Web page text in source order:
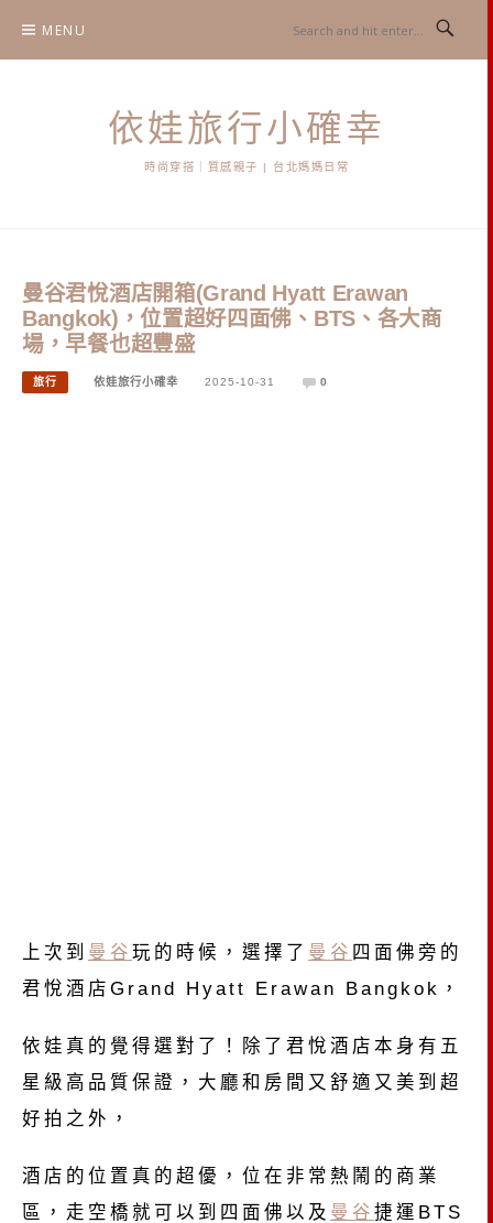
content
MENU
依娃旅行小確幸
時尚穿搭｜質感親子 | 台北媽媽日常
曼谷君悅酒店開箱(Grand Hyatt Erawan
Bangkok)，位置超好四面佛、BTS、各大商
場，早餐也超豐盛
旅行 依娃旅行小確幸 2025-10-31 0
上次到 曼谷 玩的時候，選擇了 曼谷 四面佛旁的
君悅酒店Grand Hyatt Erawan Bangkok，
依娃真的覺得選對了！除了君悅酒店本身有五
星級高品質保證，大廳和房間又舒適又美到超
好拍之外，
酒店的位置真的超優，位在非常熱鬧的商業
區，走空橋就可以到四面佛以及 曼谷 捷運BTS